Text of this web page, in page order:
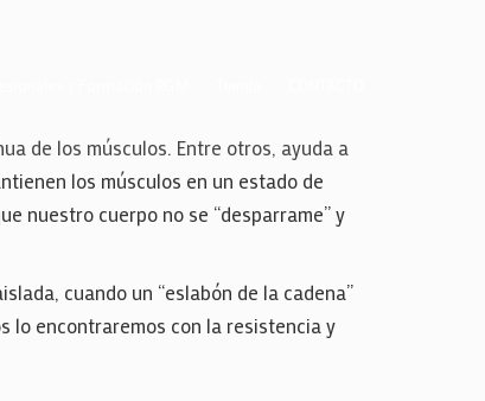
de los músculos. Entre otros, ayuda a
los músculos en un estado de
nuestro cuerpo no se “desparrame” y
cuando un “eslabón de la cadena”
lo encontraremos con la resistencia y